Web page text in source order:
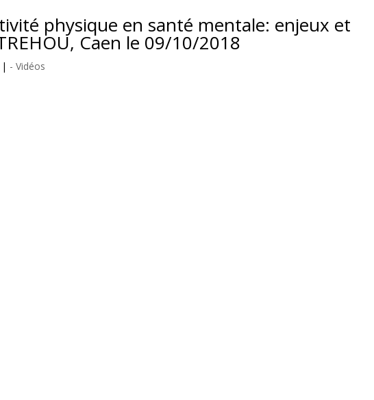
physique en santé mentale: enjeux et
Caen le 09/10/2018
| - Vidéos